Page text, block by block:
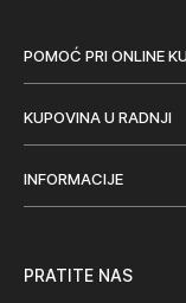
POMOĆ PRI ONLINE
KUPOVINA U RADNJI
INFORMACIJE
PRATITE NAS